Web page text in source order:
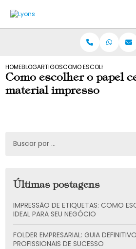
HOMEBLOGARTIGOSCOMO ESCOLHER O
Como escolher o papel
material impresso
Últimas postagens
IMPRESSÃO DE ETIQUETAS: COMO ESCOLHER A GRÁFICA
IDEAL PARA SEU NEGÓCIO
FOLDER EMPRESARIAL: GUIA DEFINITIVO PARA IMPRESSÕES
PROFISSIONAIS DE SUCESSO